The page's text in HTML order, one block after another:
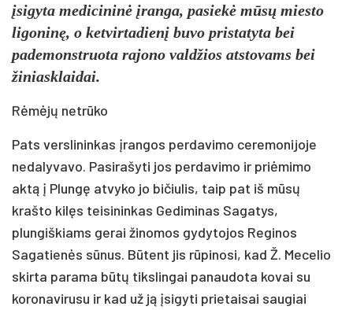
įsigyta medicininė įranga, pasiekė mūsų miesto
ligoninę, o ketvirtadienį buvo pristatyta bei
pademonstruota rajono valdžios atstovams bei
žiniasklaidai.
Rėmėjų netrūko
Pats verslininkas įrangos perdavimo ceremonijoje
nedalyvavo. Pasirašyti jos perdavimo ir priėmimo
aktą į Plungę atvyko jo bičiulis, taip pat iš mūsų
krašto kilęs teisininkas Gediminas Sagatys,
plungiškiams gerai žinomos gydytojos Reginos
Sagatienės sūnus. Būtent jis rūpinosi, kad Ž. Mecelio
skirta parama būtų tikslingai panaudota kovai su
koronavirusu ir kad už ją įsigyti prietaisai saugiai